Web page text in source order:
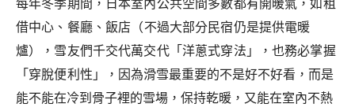
借中心、餐廳、飯店 （不過大部分民宿仍是提供電暖
爐），雪友們千交代萬交代「洋蔥式穿法」，也務必掌握
「穿脫便利性」， 因為滑雪最重要的不是好不好看，而是
能不能在冷到骨子裡的雪場，保持乾暖，又能在室內不熱